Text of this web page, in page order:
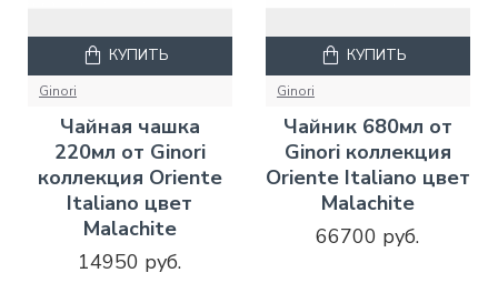
Ginori
Чайная чашка
220мл от Ginori
коллекция Oriente
Italiano цвет
Malachite
14950 руб.
КУПИТЬ
Ginori
Чайник 680мл от
Ginori коллекция
Oriente Italiano цвет
Malachite
66700 руб.
КУПИТЬ